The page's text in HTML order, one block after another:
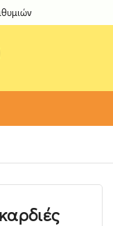
από τους